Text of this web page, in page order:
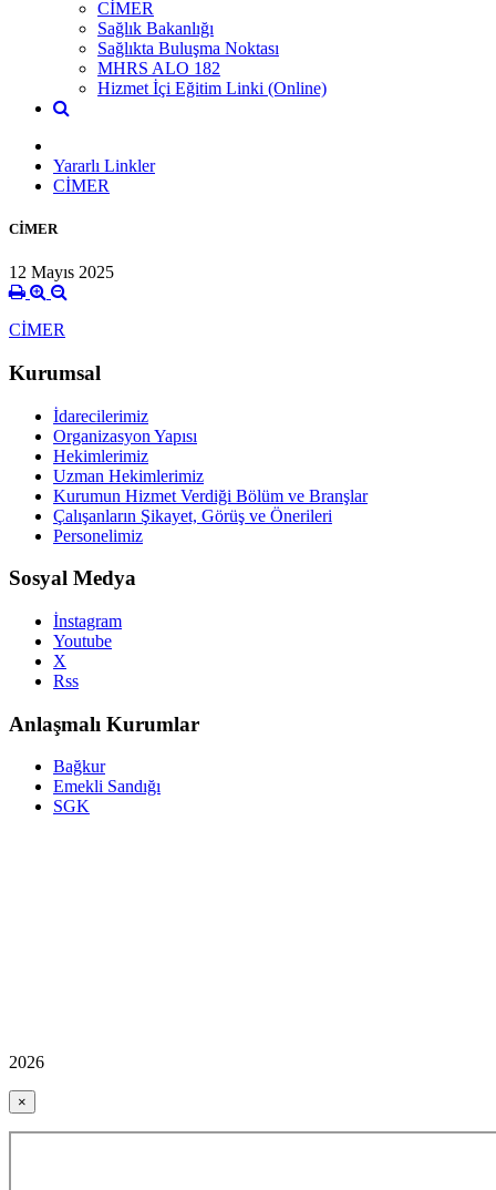
CİMER
Sağlık Bakanlığı
Sağlıkta Buluşma Noktası
MHRS ALO 182
Hizmet İçi Eğitim Linki (Online)
Yararlı Linkler
CİMER
CİMER
12 Mayıs 2025
CİMER
Kurumsal
İdarecilerimiz
Organizasyon Yapısı
Hekimlerimiz
Uzman Hekimlerimiz
Kurumun Hizmet Verdiği Bölüm ve Branşlar
Çalışanların Şikayet, Görüş ve Önerileri
Personelimiz
Sosyal Medya
İnstagram
Youtube
X
Rss
Anlaşmalı Kurumlar
Bağkur
Emekli Sandığı
SGK
2026
×